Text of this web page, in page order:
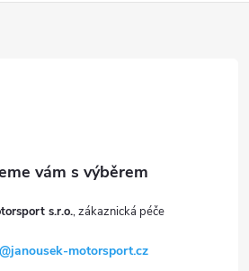
s.r.o.
janousek-motorsport.cz